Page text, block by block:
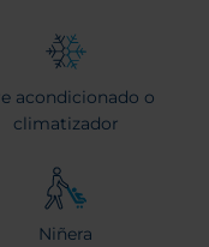
acondicionado o
climatizador
Niñera